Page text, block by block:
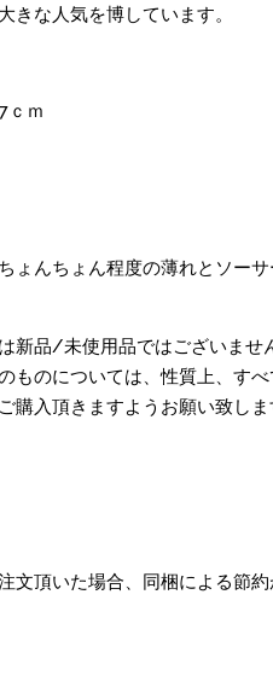
きな人気を博しています。
ｃｍ
ょんちょん程度の薄れとソー
新品/未使用品ではございま
ものについては、性質上、す
購入頂きますようお願い致し
文頂いた場合、同梱による節